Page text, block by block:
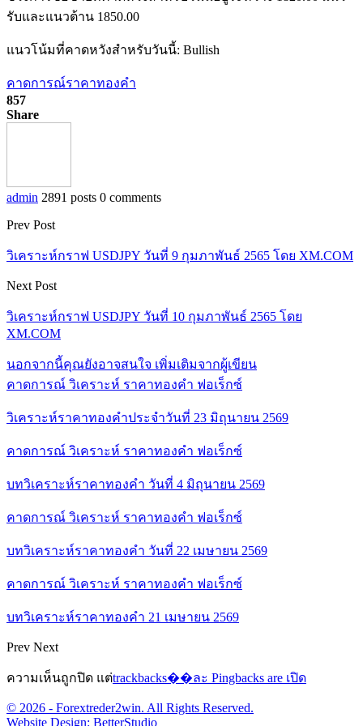
รับและแนวต้าน 1850.00
แนวโน้มที่คาดหวังสำหรับวันนี้: Bullish
คาดการณ์ราคาทองคำ
857
Share
admin 2891 posts 0 comments
Prev Post
วิเคราะห์กราฟ USDJPY วันที่ 9 กุมภาพันธ์ 2565 โดย XM.COM
Next Post
วิเคราะห์กราฟ USDJPY วันที่ 10 กุมภาพันธ์ 2565 โดย
XM.COM
นอกจากนี้คุณยังอาจสนใจ เพิ่มเติมจากผู้เขียน
คาดการณ์ วิเคราะห์ ราคาทองคำ ฟอเร็กซ์
วิเคราะห์ราคาทองคำประจำวันที่ 23 มิถุนายน 2569
คาดการณ์ วิเคราะห์ ราคาทองคำ ฟอเร็กซ์
บทวิเคราะห์ราคาทองคำ วันที่ 4 มิถุนายน 2569
คาดการณ์ วิเคราะห์ ราคาทองคำ ฟอเร็กซ์
บทวิเคราะห์ราคาทองคำ วันที่ 22 เมษายน 2569
คาดการณ์ วิเคราะห์ ราคาทองคำ ฟอเร็กซ์
บทวิเคราะห์ราคาทองคำ 21 เมษายน 2569
Prev Next
ความเห็นถูกปิด แต่trackbacks��ละ Pingbacks are เปิด
© 2026 - Forextreder2win. All Rights Reserved.
Website Design: BetterStudio